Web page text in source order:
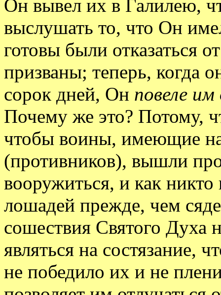
Он вывел их в Галилею,
выслушать то, что Он
готовы были отказаться
призваны; теперь, когда
сорок дней, Он повеле
Почему же это? Потому,
чтобы воины, имеющие
(противников), вышли
вооружиться, и как никто
лошадей прежде, чем
сошествия Святого Духа
являться на состязание,
не победило их и не